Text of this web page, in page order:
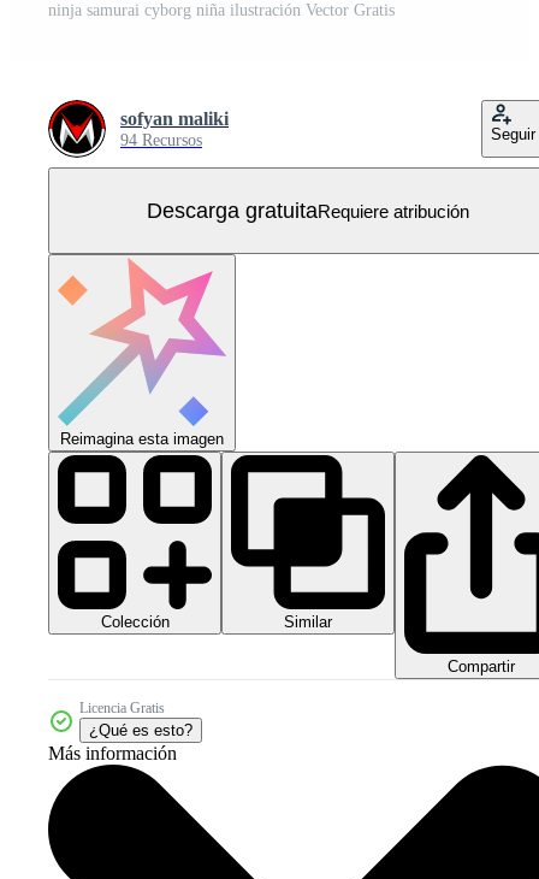
ninja samurai cyborg niña ilustración Vector Gratis
sofyan maliki
94 Recursos Seguir
Descarga gratuitaRequiere atribución
Reimagina esta imagen
Colección Similar
Compartir
Licencia Gratis
¿Qué es esto?
Más información